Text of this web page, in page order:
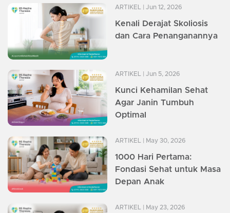
ARTIKEL | Jun 12, 2026
Kenali Derajat Skoliosis
dan Cara Penanganannya
ARTIKEL | Jun 5, 2026
Kunci Kehamilan Sehat
Agar Janin Tumbuh
Optimal
ARTIKEL | May 30, 2026
1000 Hari Pertama:
Fondasi Sehat untuk Masa
Depan Anak
ARTIKEL | May 23, 2026